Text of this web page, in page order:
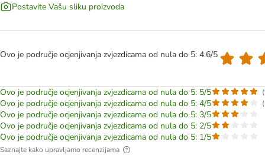
Postavite Vašu sliku proizvoda
Ovo je područje ocjenjivanja zvjezdicama od nula do 5: 4.6/5
Ovo je područje ocjenjivanja zvjezdicama od nula do 5: 5/5 (
Ovo je područje ocjenjivanja zvjezdicama od nula do 5: 4/5 (
Ovo je područje ocjenjivanja zvjezdicama od nula do 5: 3/5
Ovo je područje ocjenjivanja zvjezdicama od nula do 5: 2/5
Ovo je područje ocjenjivanja zvjezdicama od nula do 5: 1/5
Saznajte kako upravljamo recenzijama